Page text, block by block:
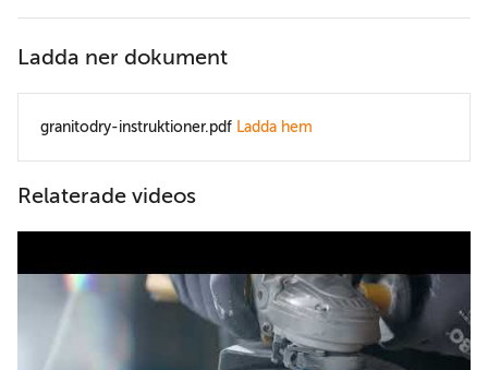
Ladda ner dokument
granitodry-instruktioner.pdf Ladda hem
Relaterade videos